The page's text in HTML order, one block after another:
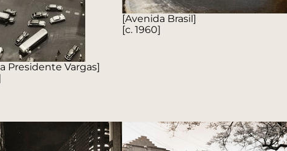
Presidente Vargas]
[Avenida Brasil]
[c. 1960]